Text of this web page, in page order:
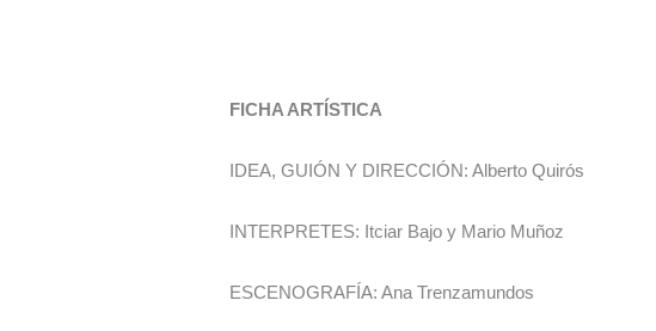
FICHA ARTÍSTICA
IDEA, GUIÓN Y DIRECCIÓN: Alberto Quirós
INTERPRETES: Itciar Bajo y Mario Muñoz
ESCENOGRAFÍA: Ana Trenzamundos